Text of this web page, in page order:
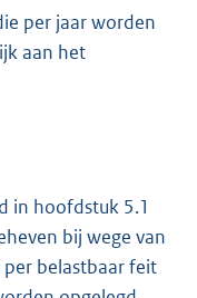
per jaar worden
aan het
in hoofdstuk 5.1
bij wege van
belastbaar feit